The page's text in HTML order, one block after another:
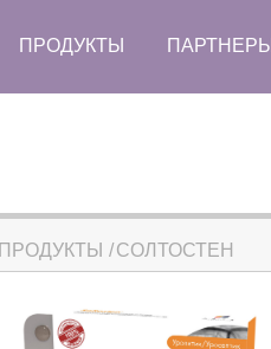
ПРОДУКТЫ ПАРТНЕРЫ
ПРОДУКТЫ СОЛТОСТЕН